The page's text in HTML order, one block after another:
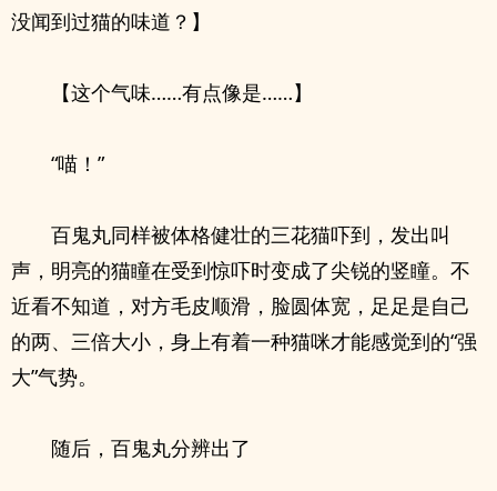
没闻到过猫的味道？】
【这个气味……有点像是……】
“喵！”
百鬼丸同样被体格健壮的三花猫吓到，发出叫
声，明亮的猫瞳在受到惊吓时变成了尖锐的竖瞳。不
近看不知道，对方毛皮顺滑，脸圆体宽，足足是自己
的两、三倍大小，身上有着一种猫咪才能感觉到的“强
大”气势。
随后，百鬼丸分辨出了